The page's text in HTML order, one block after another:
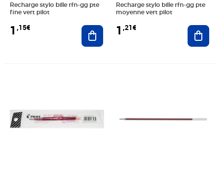
Recharge stylo bille rfn-gg pte
fine vert pilot
1 ,15€ Ajouter au panier
Recharge stylo bille rfn-gg pte
moyenne vert pilot
1 ,21€